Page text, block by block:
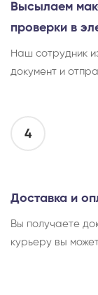
Высылаем
проверки в
Наш сотрудник
документ и
4
Доставка и
Вы получаете
курьеру вы